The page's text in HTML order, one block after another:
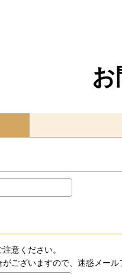
お
意ください。
ございますので、迷惑メール